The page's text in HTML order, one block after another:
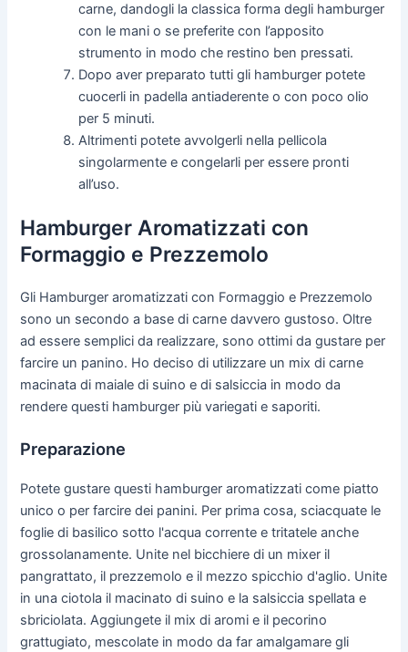
carne, dandogli la classica forma degli hamburger
con le mani o se preferite con l’apposito
strumento in modo che restino ben pressati.
Dopo aver preparato tutti gli hamburger potete
cuocerli in padella antiaderente o con poco olio
per 5 minuti.
Altrimenti potete avvolgerli nella pellicola
singolarmente e congelarli per essere pronti
all’uso.
Hamburger Aromatizzati con
Formaggio e Prezzemolo
Gli Hamburger aromatizzati con Formaggio e Prezzemolo
sono un secondo a base di carne davvero gustoso. Oltre
ad essere semplici da realizzare, sono ottimi da gustare per
farcire un panino. Ho deciso di utilizzare un mix di carne
macinata di maiale di suino e di salsiccia in modo da
rendere questi hamburger più variegati e saporiti.
Preparazione
Potete gustare questi hamburger aromatizzati come piatto
unico o per farcire dei panini. Per prima cosa, sciacquate le
foglie di basilico sotto l'acqua corrente e tritatele anche
grossolanamente. Unite nel bicchiere di un mixer il
pangrattato, il prezzemolo e il mezzo spicchio d'aglio. Unite
in una ciotola il macinato di suino e la salsiccia spellata e
sbriciolata. Aggiungete il mix di aromi e il pecorino
grattugiato, mescolate in modo da far amalgamare gli